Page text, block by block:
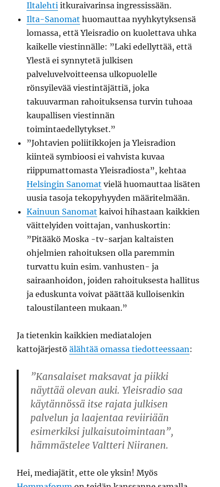
Iltalehti itkuraivarinsa ingressissään.
Ilta-Sanomat huomauttaa nyyhkytyksensä
lomassa, että Yleisradio on kuolettava uhka
kaikelle viestinnälle: ”Laki edellyttää, että
Ylestä ei synnytetä julkisen
palveluvelvoitteensa ulkopuolelle
rönsyilevää viestintäjättiä, joka
takuuvarman rahoituksensa turvin tuhoaa
kaupallisen viestinnän
toimintaedellytykset.”
”Johtavien poliitikkojen ja Yleisradion
kiinteä symbioosi ei vahvista kuvaa
riippumattomasta Yleisradiosta”, kehtaa
Helsingin Sanomat vielä huomauttaa lisäten
uusia tasoja tekopyhyyden määritelmään.
Kainuun Sanomat kaivoi hihastaan kaikkien
väittelyiden voittajan, vanhuskortin:
”Pitääkö Moska -tv-sarjan kaltaisten
ohjelmien rahoituksen olla paremmin
turvattu kuin esim. vanhusten- ja
sairaanhoidon, joiden rahoituksesta hallitus
ja eduskunta voivat päättää kulloisenkin
taloustilanteen mukaan.”
Ja tietenkin kaikkien mediatalojen
kattojärjestöälähtää omassa tiedotteessaan:
”Kansalaiset maksavat ja piikki
näyttää olevan auki. Yleisradio saa
käytännössä itse rajata julkisen
palvelun ja laajentaa reviiriään
esimerkiksi julkaisutoimintaan”,
hämmästelee Valtteri Niiranen.
Hei, mediajätit, ette ole yksin! Myös